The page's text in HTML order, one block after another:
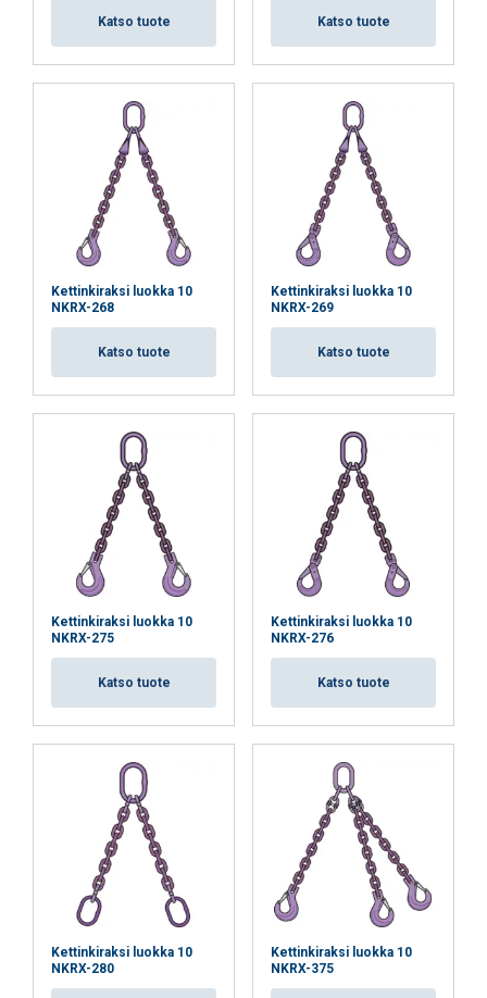
Katso tuote Katso tuote
Kettinkiraksi luokka 10
NKRX-268
Katso tuote
Kettinkiraksi luokka 10
NKRX-269
Katso tuote
Kettinkiraksi luokka 10
NKRX-275
Katso tuote
Kettinkiraksi luokka 10
NKRX-276
Katso tuote
Kettinkiraksi luokka 10
NKRX-280
Kettinkiraksi luokka 10
NKRX-375
Luokittelemattomat
NÄYTÄ TIEDOT